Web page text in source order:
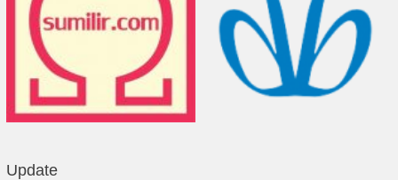
Update